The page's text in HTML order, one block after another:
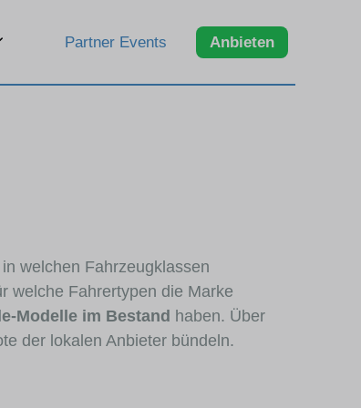
Partner Events Anbieten
welchen Fahrzeugklassen
welche Fahrertypen die Marke
Modelle im Bestand haben. Über
der lokalen Anbieter bündeln.